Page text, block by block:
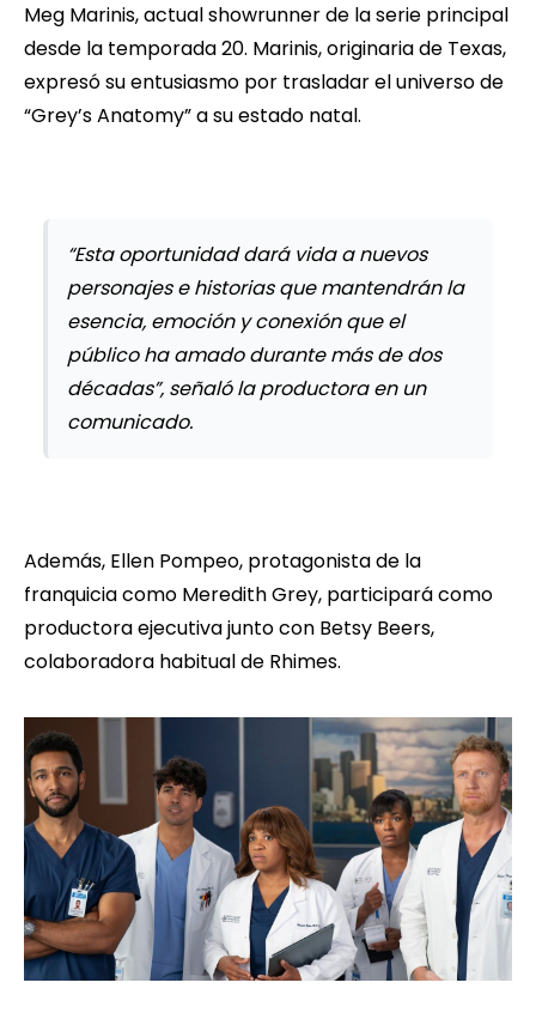
Meg Marinis, actual showrunner de la serie principal
desde la temporada 20. Marinis, originaria de Texas,
expresó su entusiasmo por trasladar el universo de
“Grey’s Anatomy” a su estado natal.
“Esta oportunidad dará vida a nuevos
personajes e historias que mantendrán la
esencia, emoción y conexión que el
público ha amado durante más de dos
décadas”, señaló la productora en un
comunicado.
Además, Ellen Pompeo, protagonista de la
franquicia como Meredith Grey, participará como
productora ejecutiva junto con Betsy Beers,
colaboradora habitual de Rhimes.